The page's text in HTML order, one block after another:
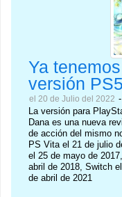
Ya
versión PS5
el 20 de Julio del 2022 -
La versión para
Dana es una nueva
de acción del mismo
PS Vita el 21 de julio
el 25 de mayo de
abril de 2018, Switch
de abril de 2021